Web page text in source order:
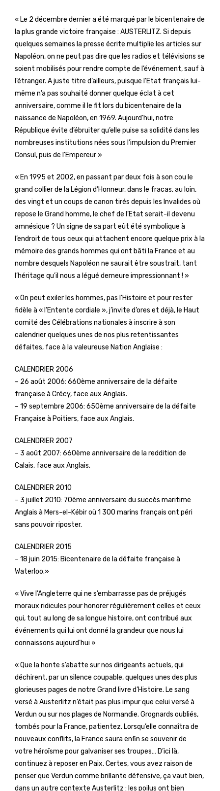
« Le 2 décembre dernier a été marqué par le bicentenaire de
la plus grande victoire française : AUSTERLITZ. Si depuis
quelques semaines la presse écrite multiplie les articles sur
Napoléon, on ne peut pas dire que les radios et télévisions se
soient mobilisés pour rendre compte de l’événement, sauf à
l’étranger. A juste titre d’ailleurs, puisque l’Etat français lui-
même n’a pas souhaité donner quelque éclat à cet
anniversaire, comme il le fit lors du bicentenaire de la
naissance de Napoléon, en 1969. Aujourd’hui, notre
République évite d’ébruiter qu’elle puise sa solidité dans les
nombreuses institutions nées sous l’impulsion du Premier
Consul, puis de l’Empereur »
« En 1995 et 2002, en passant par deux fois à son cou le
grand collier de la Légion d’Honneur, dans le fracas, au loin,
des vingt et un coups de canon tirés depuis les Invalides où
repose le Grand homme, le chef de l’Etat serait-il devenu
amnésique ? Un signe de sa part eût été symbolique à
l’endroit de tous ceux qui attachent encore quelque prix à la
mémoire des grands hommes qui ont bâti la France et au
nombre desquels Napoléon ne saurait être soustrait, tant
l’héritage qu’il nous a légué demeure impressionnant ! »
« On peut exiler les hommes, pas l’Histoire et pour rester
fidèle à « l’Entente cordiale », j’invite d’ores et déjà, le Haut
comité des Célébrations nationales à inscrire à son
calendrier quelques unes de nos plus retentissantes
défaites, face à la valeureuse Nation Anglaise :
CALENDRIER 2006
– 26 août 2006: 660ème anniversaire de la défaite
française à Crécy, face aux Anglais.
– 19 septembre 2006: 650ème anniversaire de la défaite
Française à Poitiers, face aux Anglais.
CALENDRIER 2007
– 3 août 2007: 660ème anniversaire de la reddition de
Calais, face aux Anglais.
CALENDRIER 2010
– 3 juillet 2010: 70ème anniversaire du succès maritime
Anglais à Mers-el-Kébir où 1 300 marins français ont péri
sans pouvoir riposter.
CALENDRIER 2015
– 18 juin 2015: Bicentenaire de la défaite française à
Waterloo.»
« Vive l’Angleterre qui ne s’embarrasse pas de préjugés
moraux ridicules pour honorer régulièrement celles et ceux
qui, tout au long de sa longue histoire, ont contribué aux
événements qui lui ont donné la grandeur que nous lui
connaissons aujourd’hui »
« Que la honte s’abatte sur nos dirigeants actuels, qui
déchirent, par un silence coupable, quelques unes des plus
glorieuses pages de notre Grand livre d’Histoire. Le sang
versé à Austerlitz n’était pas plus impur que celui versé à
Verdun ou sur nos plages de Normandie. Grognards oubliés,
tombés pour la France, patientez. Lorsqu’elle connaîtra de
nouveaux conflits, la France saura enfin se souvenir de
votre héroïsme pour galvaniser ses troupes… D’ici là,
continuez à reposer en Paix. Certes, vous avez raison de
penser que Verdun comme brillante défensive, ça vaut bien,
dans un autre contexte Austerlitz : les poilus ont bien